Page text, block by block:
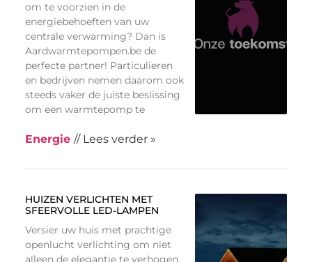
om te voorzien in de
energiebehoeften van uw
centrale verwarming? Dan is
Aardwarmtepompen.be de
perfecte partner! Particulieren
en bedrijven nemen daarom ook
steeds vaker de juiste beslissing
om een warmtepomp te
Energie // Lees verder »
HUIZEN VERLICHTEN MET
SFEERVOLLE LED-LAMPEN
Versier uw huis met prachtige
openlucht verlichting om niet
alleen de elegantie te verhogen